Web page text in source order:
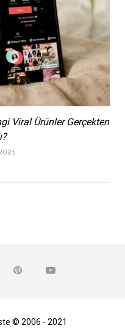
Viral Ürünler Gerçekten
© 2006 - 2021